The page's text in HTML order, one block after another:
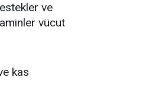
ve
vücut
kas